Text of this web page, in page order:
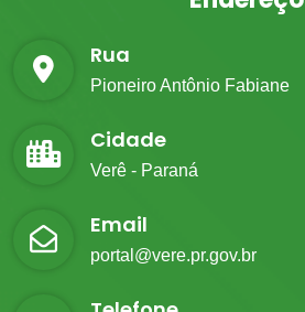
Rua
Pioneiro Antônio Fabiane
Cidade
Verê - Paraná
Email
portal@vere.pr.gov.br